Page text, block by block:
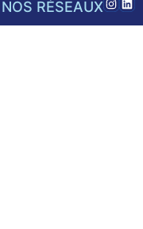
NOS RÉSEAUX